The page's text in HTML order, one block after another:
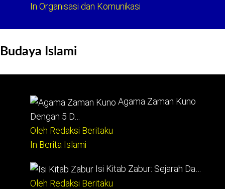
In Organisasi dan Komunikasi
Budaya Islami
Agama Zaman Kuno
Dengan 5 D…
Oleh Redaksi Beritaku
In Berita Islami
Isi Kitab Zabur: Sejarah Da…
Oleh Redaksi Beritaku